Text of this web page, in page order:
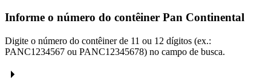
Informe o número do contêiner Pan Continental
Digite o número do contêiner de 11 ou 12 dígitos (ex.:
PANC1234567 ou PANC12345678) no campo de busca.